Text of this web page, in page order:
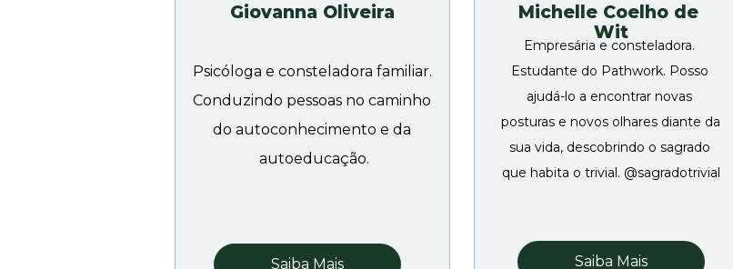
Psicóloga e consteladora familiar.
Conduzindo pessoas no caminho
do autoconhecimento e da
autoeducação.
Saiba Mais
Giovanna Oliveira
Empresária e consteladora.
Estudante do Pathwork. Posso
ajudá-lo a encontrar novas
posturas e novos olhares diante da
sua vida, descobrindo o sagrado
que habita o trivial. @sagradotrivial
Saiba Mais
Michelle Coelho de
Wit